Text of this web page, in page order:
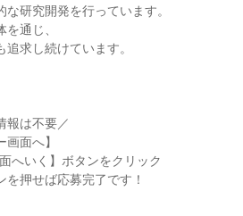
研究開発を行っています。
通じ、
求し続けています。
報は不要／
面へ】
へいく】ボタンをクリック
押せば応募完了です！